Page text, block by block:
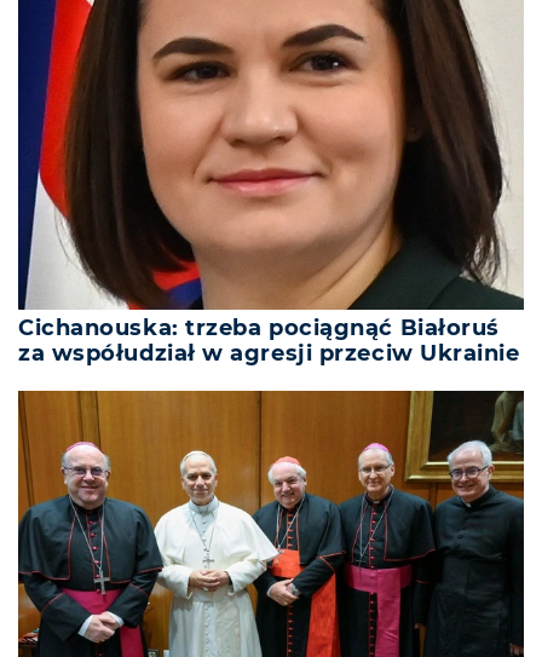
Cichanouska: trzeba pociągnąć Białoruś
za współudział w agresji przeciw Ukrainie